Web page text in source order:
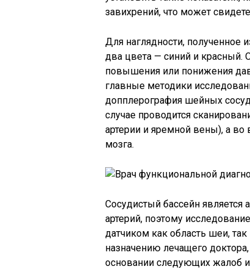
завихрений, что может
Для наглядности, полученное
два цвета — синий и красный.
повышения или понижения
главные методики
допплерография шейных
случае проводится
артерии и яремной вены), а во
мозга.
Сосудистый бассейн
артерий, поэтому
датчиком как область шеи,
назначению лечащего
основании следующих жалоб и